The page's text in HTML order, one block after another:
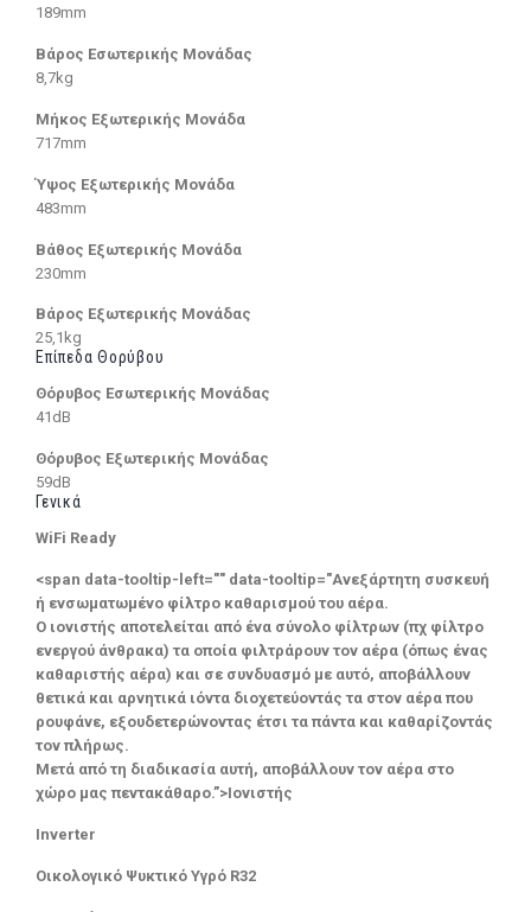
189mm
Βάρος Εσωτερικής Μονάδας
8,7kg
Μήκος Εξωτερικής Μονάδα
717mm
Ύψος Εξωτερικής Μονάδα
483mm
Βάθος Εξωτερικής Μονάδα
230mm
Βάρος Εξωτερικής Μονάδας
25,1kg
Επίπεδα Θορύβου
Θόρυβος Εσωτερικής Μονάδας
41dB
Θόρυβος Εξωτερικής Μονάδας
59dB
Γενικά
WiFi Ready
<span data-tooltip-left="" data-tooltip="Ανεξάρτητη συσκευή
ή ενσωματωμένο φίλτρο καθαρισμού του αέρα.
Ο ιονιστής αποτελείται από ένα σύνολο φίλτρων (πχ φίλτρο
ενεργού άνθρακα) τα οποία φιλτράρουν τον αέρα (όπως ένας
καθαριστής αέρα) και σε συνδυασμό με αυτό, αποβάλλουν
θετικά και αρνητικά ιόντα διοχετεύοντάς τα στον αέρα που
ρουφάνε, εξουδετερώνοντας έτσι τα πάντα και καθαρίζοντάς
τον πλήρως.
Μετά από τη διαδικασία αυτή, αποβάλλουν τον αέρα στο
χώρο μας πεντακάθαρο.”>Ιονιστής
Inverter
Οικολογικό Ψυκτικό Υγρό R32